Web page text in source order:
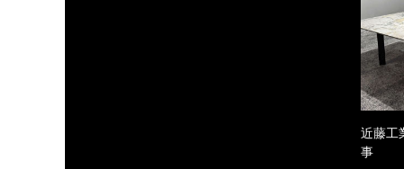
近藤工
事